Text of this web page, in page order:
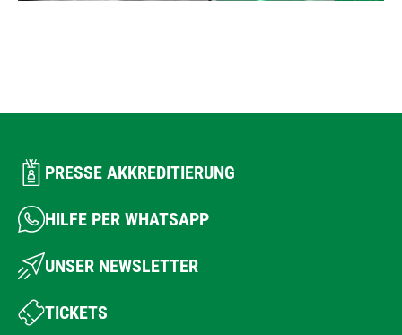
PRESSE AKKREDITIERUNG
HILFE PER WHATSAPP
UNSER NEWSLETTER
TICKETS